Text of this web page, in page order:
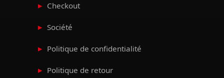
Checkout
Société
Politique de confidentialité
Politique de retour